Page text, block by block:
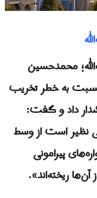
محمدحسین
به خطر تخریب
داد و گفت:
نظیر است از وسط
پیرامونی
ریخته‌اند».